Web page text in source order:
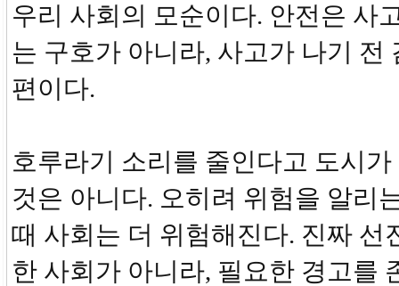
우리 사회의 모순이다. 안전은 사
는 구호가 아니라, 사고가 나기 전
편이다.
호루라기 소리를 줄인다고 도시
것은 아니다. 오히려 위험을 알리
때 사회는 더 위험해진다. 진짜 선
한 사회가 아니라, 필요한 경고를